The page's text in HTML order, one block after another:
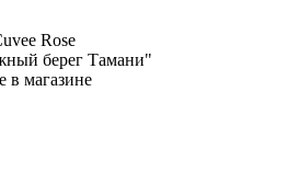
Rose
берег Тамани"
в магазине